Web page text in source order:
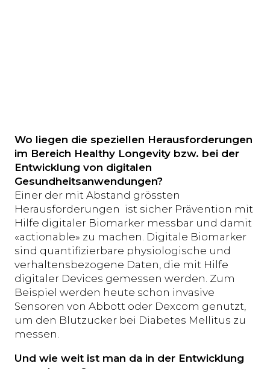
Wo liegen die speziellen Herausforderungen
im Bereich Healthy Longevity bzw. bei der
Entwicklung von digitalen
Gesundheitsanwendungen?
Einer der mit Abstand grössten
Herausforderungen ist sicher Prävention mit
Hilfe digitaler Biomarker messbar und damit
«actionable» zu machen. Digitale Biomarker
sind quantifizierbare physiologische und
verhaltensbezogene Daten, die mit Hilfe
digitaler Devices gemessen werden. Zum
Beispiel werden heute schon invasive
Sensoren von Abbott oder Dexcom genutzt,
um den Blutzucker bei Diabetes Mellitus zu
messen.
Und wie weit ist man da in der Entwicklung